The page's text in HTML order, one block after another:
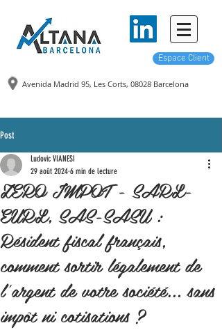
Espace Client
Avenida Madrid 95, Les Corts, 08028 Barcelona
Post
ZERO IMPOT - SARL-
EURL, SAS-SASU :
Résident fiscal français,
comment sortir légalement de
l'argent de votre société… sans
impôt ni cotisations ?
Ludovic VIANESI
29 août 2024 6 min de lecture